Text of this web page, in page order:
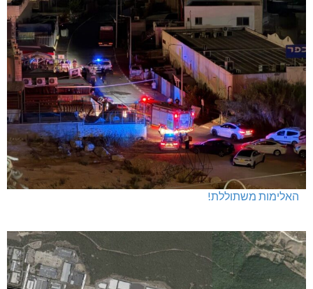
האלימות משתוללת!